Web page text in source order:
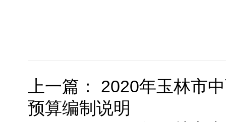
上一篇： 2020年玉林市
预算编制说明